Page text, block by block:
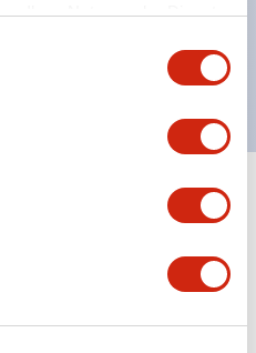
Ihrer Nutzung der Dienste
& Standards